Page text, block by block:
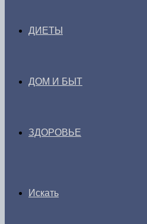
ДИЕТЫ
ДОМ И БЫТ
ЗДОРОВЬЕ
Искать